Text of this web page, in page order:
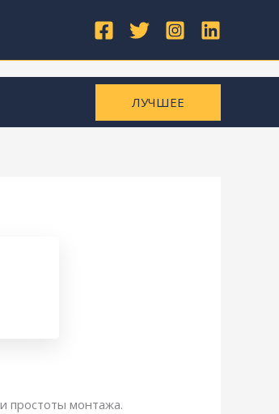
ЛУЧШЕЕ
простоты монтажа.